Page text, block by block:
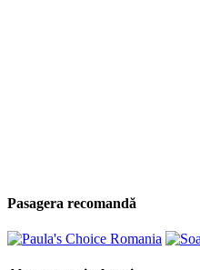
Pasagera recomandă